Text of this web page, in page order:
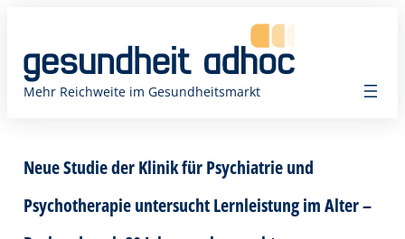
springen
Mehr Reichweite im Gesundheitsmarkt
Neue Studie der Klinik für Psychiatrie und
Psychotherapie untersucht Lernleistung im Alter –